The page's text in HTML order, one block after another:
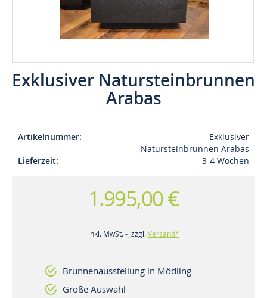
Exklusiver Natursteinbrunnen
Arabas
Artikelnummer
Exklusiver
Natursteinbrunnen Arabas
Lieferzeit
3-4 Wochen
1.995,00 €
inkl. MwSt. - zzgl.Versand*
Brunnenausstellung in Mödling
Große Auswahl